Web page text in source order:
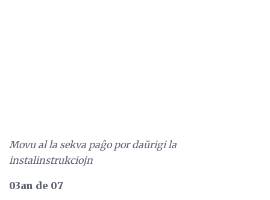
Movu al la sekva paĝo por daŭrigi la
instalinstrukciojn
03an de 07